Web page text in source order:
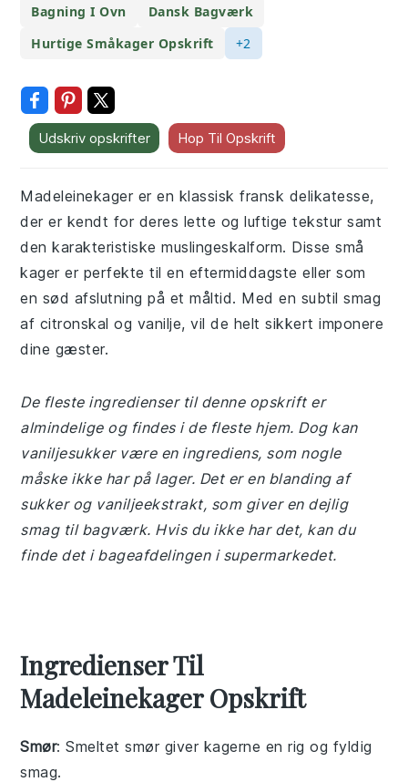
Bagning I Ovn
Dansk Bagværk
Hurtige Småkager Opskrift
+2
Udskriv opskrifter Hop Til Opskrift
Madeleinekager er en klassisk fransk delikatesse,
der er kendt for deres lette og luftige tekstur samt
den karakteristiske muslingeskalform. Disse små
kager er perfekte til en eftermiddagste eller som
en sød afslutning på et måltid. Med en subtil smag
af citronskal og vanilje, vil de helt sikkert imponere
dine gæster.
De fleste ingredienser til denne opskrift er
almindelige og findes i de fleste hjem. Dog kan
vaniljesukker være en ingrediens, som nogle
måske ikke har på lager. Det er en blanding af
sukker og vaniljeekstrakt, som giver en dejlig
smag til bagværk. Hvis du ikke har det, kan du
finde det i bageafdelingen i supermarkedet.
Ingredienser Til
Madeleinekager Opskrift
Smør: Smeltet smør giver kagerne en rig og fyldig
smag.